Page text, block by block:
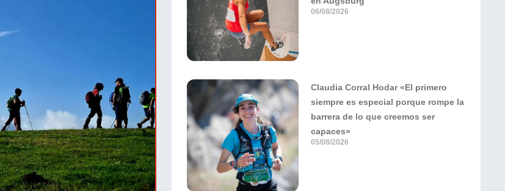
06/08/2026
Claudia Corral Hodar «El primero
siempre es especial porque rompe la
barrera de lo que creemos ser
capaces»
05/08/2026